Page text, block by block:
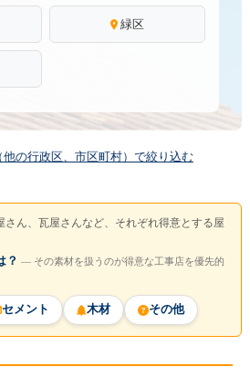
緑区
の行政区、市区町村）で絞り込む
さん、瓦屋さんなど、それぞれ得意とする屋
？ ― その素材を扱うのが得意な工事店を優先的
セメント 木材 その他